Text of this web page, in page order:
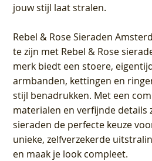
jouw stijl laat stralen.
Rebel & Rose Sieraden
te zijn met Rebel & Rose
merk biedt een stoere,
armbanden, kettingen en
stijl benadrukken. Met een
materialen en verfijnde details
sieraden de perfecte keuze
unieke, zelfverzekerde
en maak je look compleet.